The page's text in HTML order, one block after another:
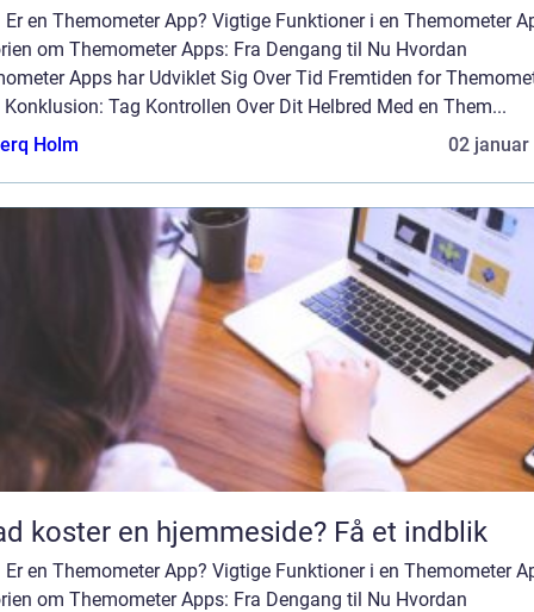
Er en Themometer App? Vigtige Funktioner i en Themometer
om Themometer Apps: Fra Dengang til Nu Hvordan
Apps har Udviklet Sig Over Tid Fremtiden for
Konklusion: Tag Kontrollen Over Dit Helbred Med en Them...
Holm
02 januar
koster en hjemmeside? Få et indblik
Er en Themometer App? Vigtige Funktioner i en Themometer
om Themometer Apps: Fra Dengang til Nu Hvordan